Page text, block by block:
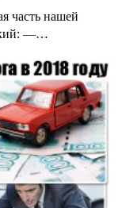
часть нашей
—…